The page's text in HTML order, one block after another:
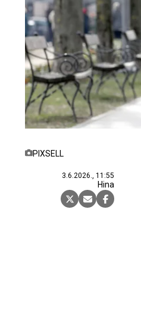
PIXSELL
3.6.2026., 11:55
Hina